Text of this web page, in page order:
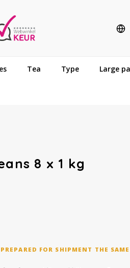
Tea Type Large
8 x 1 kg
FOR SHIPMENT THE